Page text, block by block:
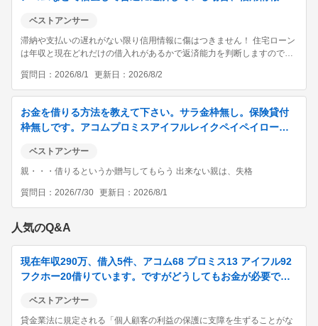
ベストアンサー
滞納や支払いの遅れがない限り信用情報に傷はつきません！ 住宅ローン
は年収と現在どれだけの借入れがあるかで返済能力を判断しますので、
の支払い状況は実績になると思います。
質問日 2026/8/1 更新日 2026/8/2
お金を借りる方法を教えて下さい。サラ金枠無し。保険貸付
枠無しです。アコムプロミスアイフルレイクペイペイローン
ベストアンサー
親・・・借りるというか贈与してもらう 出来ない親は、失格
質問日 2026/7/30 更新日 2026/8/1
人気のQ&A
現在年収290万、借入5件、アコム68 プロミス13 アイフル92
フクホー20借りています。ですがどうしてもお金が必要で
ベストアンサー
貸金業法に規定される「個人顧客の利益の保護に支障を生ずることがな